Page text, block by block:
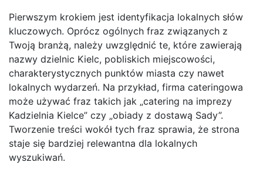
Pierwszym krokiem jest identyfikacja lokalnych słów
kluczowych. Oprócz ogólnych fraz związanych z
Twoją branżą, należy uwzględnić te, które zawierają
nazwy dzielnic Kielc, pobliskich miejscowości,
charakterystycznych punktów miasta czy nawet
lokalnych wydarzeń. Na przykład, firma cateringowa
może używać fraz takich jak „catering na imprezy
Kadzielnia Kielce” czy „obiady z dostawą Sady”.
Tworzenie treści wokół tych fraz sprawia, że strona
staje się bardziej relewantna dla lokalnych
wyszukiwań.